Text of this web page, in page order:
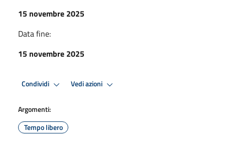
15 novembre 2025
Data fine:
15 novembre 2025
Condividi Vedi azioni
Argomenti:
Tempo libero